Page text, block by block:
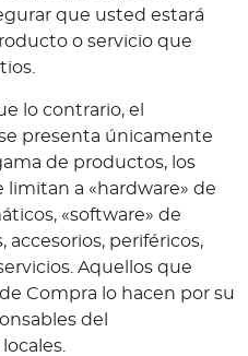
que usted estará
o servicio que
lo contrario, el
presenta únicamente
de productos, los
limitan a «hardware» de
«software» de
accesorios, periféricos,
Aquellos que
Compra lo hacen por su
del